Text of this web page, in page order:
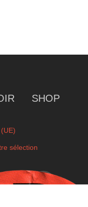
SHOP
sélection
x-
twitter